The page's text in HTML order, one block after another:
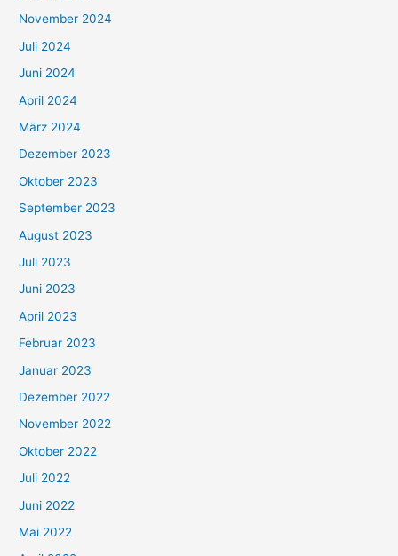
November 2024
Juli 2024
Juni 2024
April 2024
März 2024
Dezember 2023
Oktober 2023
September 2023
August 2023
Juli 2023
Juni 2023
April 2023
Februar 2023
Januar 2023
Dezember 2022
November 2022
Oktober 2022
Juli 2022
Juni 2022
Mai 2022